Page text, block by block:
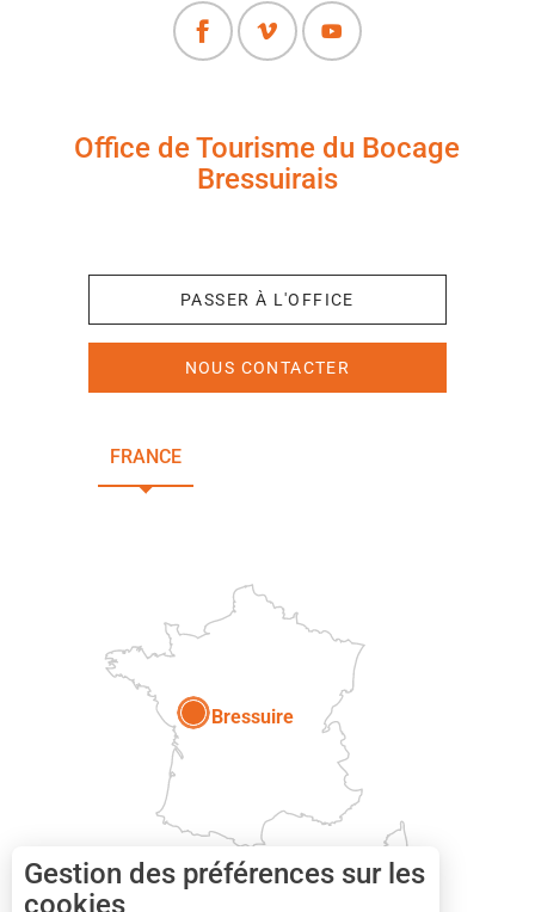
Office de Tourisme du Bocage
Bressuirais
PASSER À L'OFFICE
NOUS CONTACTER
FRANCE
Bressuire
Gestion des préférences sur les
cookies